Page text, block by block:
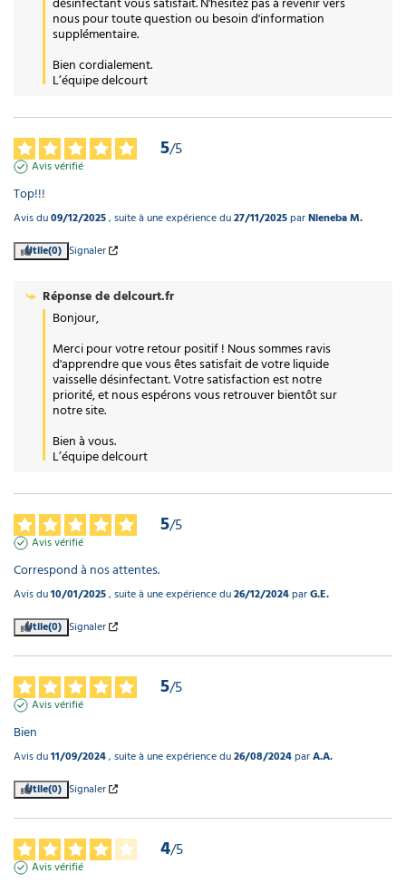
nous pour toute question ou besoin d'information
supplémentaire.
Bien cordialement.
L’équipe delcourt
5/5
Avis vérifié
Top!!!
Avis du09/12/2025, suite à une expérience du27/11/2025parNieneba M.
Utile(0) Signaler
Réponse dedelcourt.fr
Bonjour,
Merci pour votre retour positif ! Nous sommes ravis
d'apprendre que vous êtes satisfait de votre liquide
vaisselle désinfectant. Votre satisfaction est notre
priorité, et nous espérons vous retrouver bientôt sur
notre site.
Bien à vous.
L’équipe delcourt
5/5
Avis vérifié
Correspond à nos attentes.
Avis du10/01/2025, suite à une expérience du26/12/2024parG.E.
Utile(0) Signaler
5/5
Avis vérifié
Bien
Avis du11/09/2024, suite à une expérience du26/08/2024parA.A.
Utile(0) Signaler
4/5
Avis vérifié